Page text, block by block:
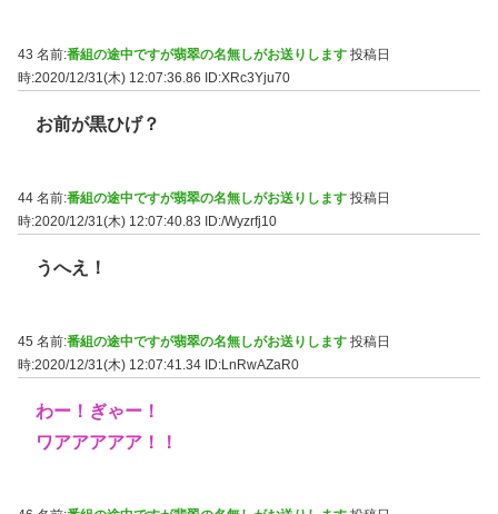
43 名前:番組の途中ですが翡翠の名無しがお送りします 投稿日
時:2020/12/31(木) 12:07:36.86
ID:XRc3Yju70
お前が黒ひげ？
44 名前:番組の途中ですが翡翠の名無しがお送りします 投稿日
時:2020/12/31(木) 12:07:40.83
ID:/Wyzrfj10
うへえ！
45 名前:番組の途中ですが翡翠の名無しがお送りします 投稿日
時:2020/12/31(木) 12:07:41.34 ID:LnRwAZaR0
わー！ぎゃー！
ワアアアアア！！